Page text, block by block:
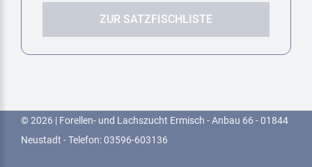
ZUR SATZFISCHLISTE
© 2026 | Forellen- und Lachszucht Ermisch - Anbau 66 - 01844
Neustadt - Telefon: 03596-603136